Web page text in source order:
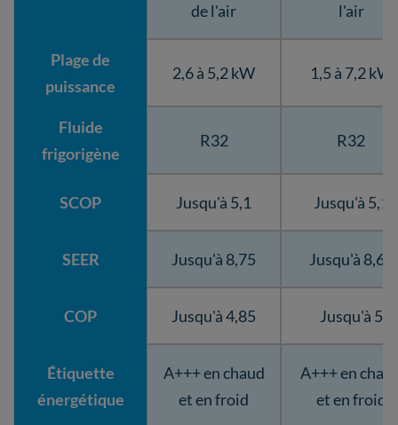
de l'air
l'air
Plage de
puissance
2,6 à 5,2 kW 1,5 à 7,2 kW
Fluide
frigorigène
R32 R32
SCOP Jusqu'à 5,1 Jusqu'à 5,1
SEER Jusqu'à 8,75 Jusqu'à 8,65
COP Jusqu'à 4,85 Jusqu'à 5
Étiquette
énergétique
A+++ en chaud
et en froid
A+++ en
et en froid